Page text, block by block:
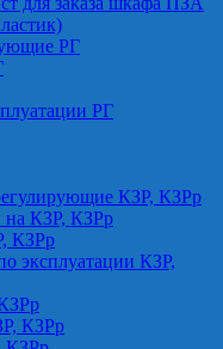
РГ
РГ
КЗР, КЗРр
на КЗР, КЗРр
КЗРр
эксплуатации КЗР,
КЗРр